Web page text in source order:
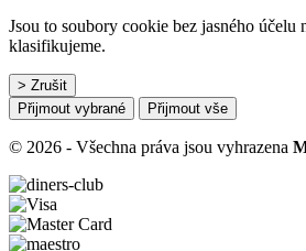
Jsou to soubory cookie bez jasného účelu
klasifikujeme.
> Zrušit
Přijmout vybrané
Přijmout vše
© 2026 - Všechna práva jsou vyhrazena